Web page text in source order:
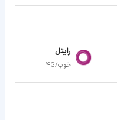
رایتل
خوب/4G